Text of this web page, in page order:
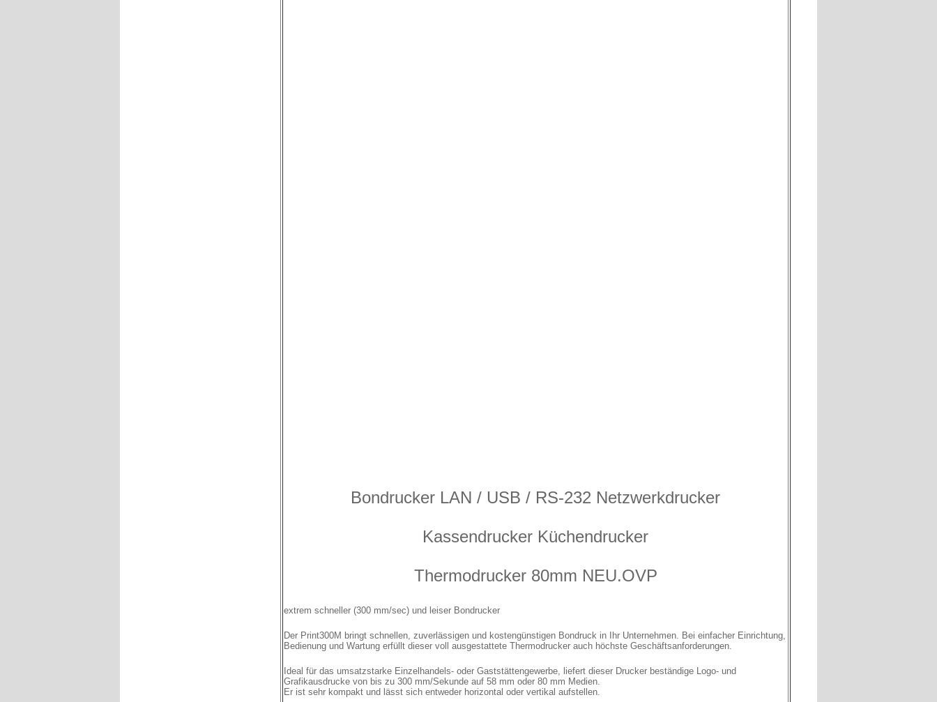
Bondrucker LAN / USB / RS-232 Netzwerkdrucker
Kassendrucker Küchendrucker
Thermodrucker 80mm NEU.OVP
extrem schneller (300 mm/sec) und leiser Bondrucker
Der Print300M bringt schnellen, zuverlässigen und kostengünstigen Bondruck in Ihr Unternehmen. Bei einfacher Einrichtung,
Bedienung und Wartung erfüllt dieser voll ausgestattete Thermodrucker auch höchste Geschäftsanforderungen.
Ideal für das umsatzstarke Einzelhandels- oder Gaststättengewerbe, liefert dieser Drucker beständige Logo- und
Grafikausdrucke von bis zu 300 mm/Sekunde auf 58 mm oder 80 mm Medien.
Er ist sehr kompakt und lässt sich entweder horizontal oder vertikal aufstellen.